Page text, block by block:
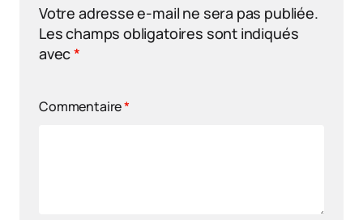
Votre adresse e-mail ne sera pas publiée.
Les champs obligatoires sont indiqués
avec*
Commentaire*